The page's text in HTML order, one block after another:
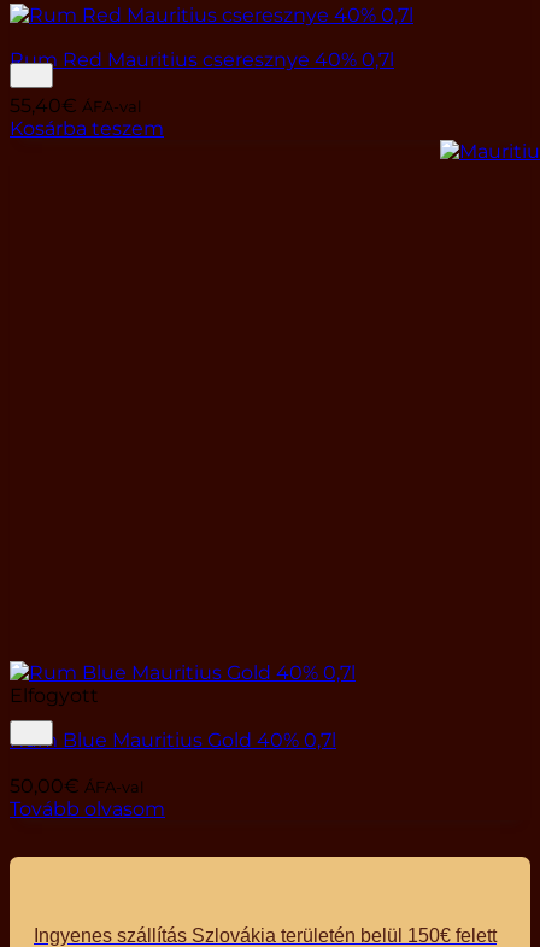
Rum Red Mauritius cseresznye 40% 0,7l
55,40€ ÁFA-val
Kosárba teszem
Elfogyott
Rum Blue Mauritius Gold 40% 0,7l
50,00€ ÁFA-val
Tovább olvasom
Ingyenes szállítás Szlovákia területén belül 150€ felett